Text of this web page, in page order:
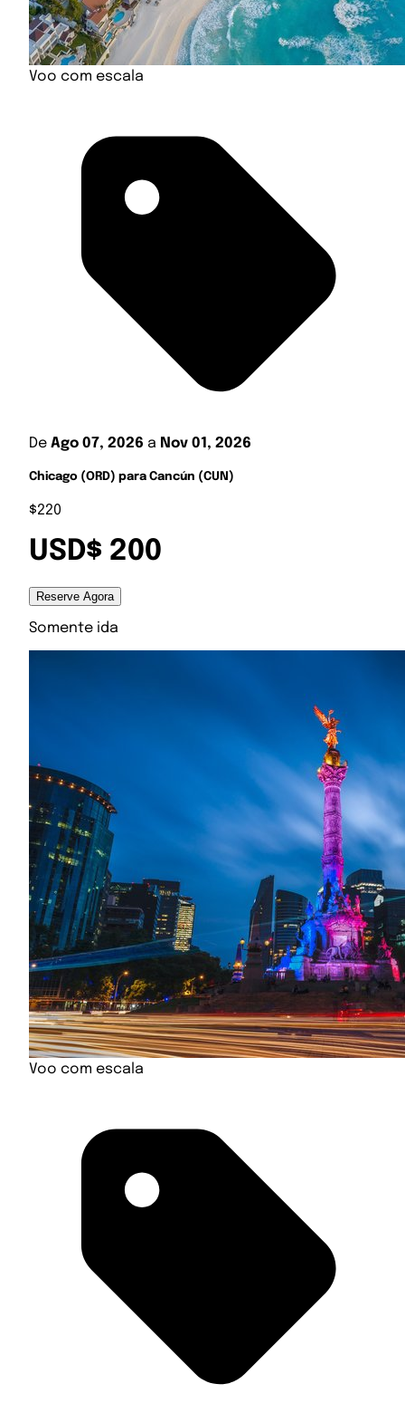
Voo com escala
De Ago 07, 2026 a Nov 01, 2026
Chicago (ORD) para Cancún (CUN)
$220
USD$ 200
Reserve Agora
Somente ida
Voo com escala